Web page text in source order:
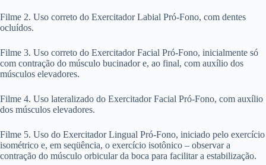
Filme 2. Uso correto do Exercitador Labial Pró-Fono, com dentes
ocluídos.
Filme 3. Uso correto do Exercitador Facial Pró-Fono, inicialmente só
com contração do músculo bucinador e, ao final, com auxílio dos
músculos elevadores.
Filme 4. Uso lateralizado do Exercitador Facial Pró-Fono, com auxílio
dos músculos elevadores.
Filme 5. Uso do Exercitador Lingual Pró-Fono, iniciado pelo exercício
isométrico e, em seqüência, o exercício isotônico – observar a
contração do músculo orbicular da boca para facilitar a estabilização.